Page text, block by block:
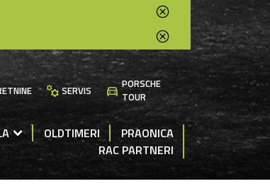
manufacturing SERVIS directions_car PORSCHE
TOUR
OLDTIMERI
PRAONICA
RAC PARTNERI